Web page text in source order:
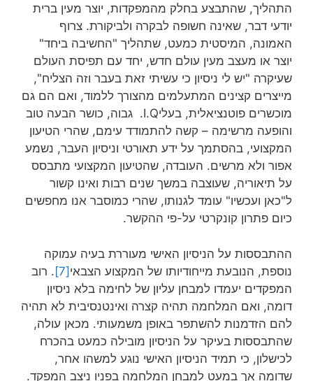
התהליך, שהתבצע בחלק מהמפקדות, יוצר מעין ברית
יודעי דבר, שאינה חשופה לבקרה ולביקורת. צרוף
האמונה, המיסטית כמעט, שתהליך "החשיבה ביחד"
יוצר או מעצב מעין עולם חדש, יחד עם תפיסת העולם
שעיקרה "יש לי ניסיון כי עשיתי זאת בעבר וזה הצליח",
מייצרים קצינים המתעלמים מהצורך ללמוד, ואם הם גם
מוכשרים פוטנציאלית, בעליI.Q. גבוה, כושר הבעה טוב
והופעה מרשימה – קשה להתמודד עימם, שהרי הטיעון
המקצועי, בהסתמך על ידע תאורטי וניסיון העבר, נשמע
אפור ולא מרשים. העובדה, שהטיעון המקצועי מתבסס
על תיאוריה, שעוצבה במשך שנים רבות ואינו קשור
ל"כאן ועכשיו" עומד לגנותו, שהרי כמוסבר אנו מחפשים
כיום פתרון קונקרטי על-פי ההקשר.
ההתבססות על הניסיון האישי מעוררת בעיה עמוקה
נוספת, הנובעת מייחודיותו של המקצוע הצבאי[7]
. רוב
המפקדים יעמדו למבחן עליון של לחימה בלא ניסיון
דומה, ואם המלחמה תהיה קצרה ואינטנסיבית לא תהיה
להם הזדמנות להשתפר באופן משמעותי. מכאן עולה,
שהתבססות בעיקר על הניסיון מובילה כמעט בהכרח
לכישלון, כי תמיד הניסיון האישי נוגע למשהו אחר,
שדומה אך במעט למבחן המלחמה בפניו ניצב המפקד.